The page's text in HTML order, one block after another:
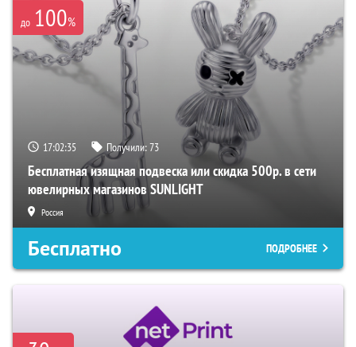
до 100%
17:02:34 Получили:73
Бесплатная изящная подвеска или скидка 500р. в сети
ювелирных магазинов SUNLIGHT
Россия
Бесплатно ПОДРОБНЕЕ